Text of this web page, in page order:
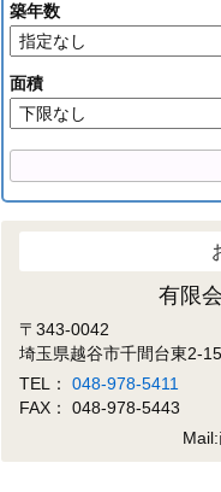
築年数
面積
有限
〒343-0042
埼玉県越谷市千間台東2-
TEL：048-978-5411
FAX： 048-978-5443
Mail: